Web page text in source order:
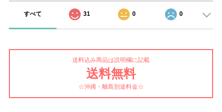
すべて 31 0 0
送料込み商品は説明欄に記載
送料無料
☆沖縄・離島別途料金☆